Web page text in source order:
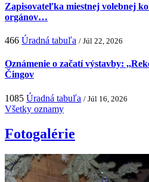
Zapisovateľka miestnej volebnej
orgánov…
466 Úradná tabuľa / Júl 22, 2026
Oznámenie o začatí výstavby:
Čingov
1085 Úradná tabuľa / Júl 16, 2026
Všetky oznamy
Fotogalérie